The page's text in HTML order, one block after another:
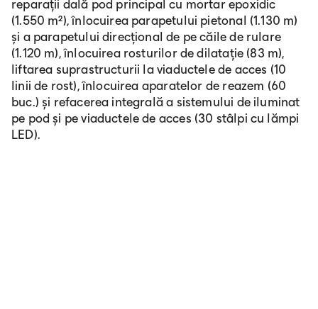
reparații dală pod principal cu mortar epoxidic
(1.550 m²), înlocuirea parapetului pietonal (1.130 m)
și a parapetului direcțional de pe căile de rulare
(1.120 m), înlocuirea rosturilor de dilatație (83 m),
liftarea suprastructurii la viaductele de acces (10
linii de rost), înlocuirea aparatelor de reazem (60
buc.) și refacerea integrală a sistemului de iluminat
pe pod și pe viaductele de acces (30 stâlpi cu lămpi
LED).